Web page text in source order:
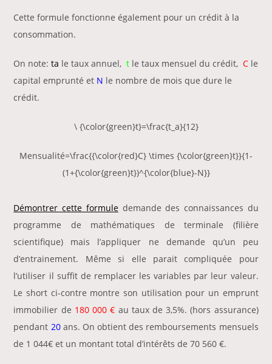
Cette formule fonctionne également pour un crédit à la
consommation.
On note:ta le taux annuel,t le taux mensuel du crédit,C le
capital emprunté et N le nombre de mois que dure le
crédit.
\ {\color{green}t}=\frac{t_a}{12}
Mensualité=\frac{{\color{red}C} \times {\color{green}t}}{1-
(1+{\color{green}t})^{\color{blue}-N}}
Démontrer cette formuledemande des connaissances du
programme de mathématiques de terminale (filière
scientifique) mais l’appliquer ne demande qu’un peu
d’entrainement. Même si elle parait compliquée pour
l’utiliser il suffit de remplacer les variables par leur valeur.
Le short ci-contre montre son utilisation pour un emprunt
immobilier de 180 000 € au taux de 3,5%. (hors assurance)
pendant 20ans. On obtient des remboursements mensuels
de 1 044€ et un montant total d’intérêts de 70 560 €.